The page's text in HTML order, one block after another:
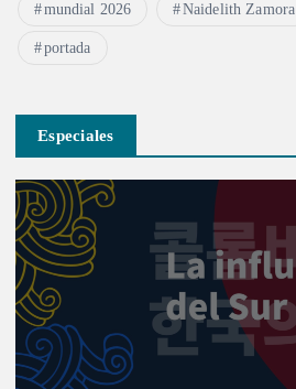
mundial 2026 Naidelith Zamora
portada
Especiales